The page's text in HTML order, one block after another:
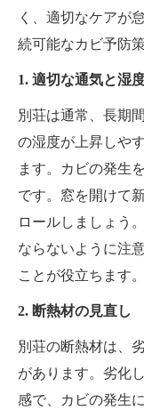
く、適切なケアが
続可能なカビ予防
1. 適切な通気と湿
別荘は通常、長期
の湿度が上昇しや
ます。カビの発生
です。窓を開けて
ロールしましょう
ならないように注
ことが役立ちます。
2. 断熱材の見直し
別荘の断熱材は、
があります。劣化
感で、カビの発生